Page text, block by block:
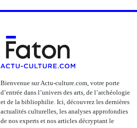
Bienvenue sur Actu-culture.com, votre porte
d’entrée dans l’univers des arts, de l’archéologie
et de la bibliophilie. Ici, découvrez les dernières
actualités culturelles, les analyses approfondies
de nos experts et nos articles décryptant le